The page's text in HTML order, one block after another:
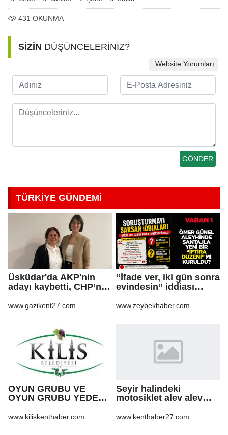
431 OKUNMA
SİZİN DÜŞÜNCELERİNİZ?
Website Yorumları
TÜRKİYE GÜNDEMİ
Üsküdar'da AKP'nin
adayı kaybetti, CHP’nin
Çetinkaya Başkan
www.gazikent27.com
“İfade ver, iki gün sonra
evindesin” iddiası
sarsabilir
www.zeybekhaber.com
OYUN GRUBU VE
OYUN GRUBU YEDEK
www.kiliskenthaber.com
Seyir halindeki
motosiklet alev alev
www.kenthaber27.com